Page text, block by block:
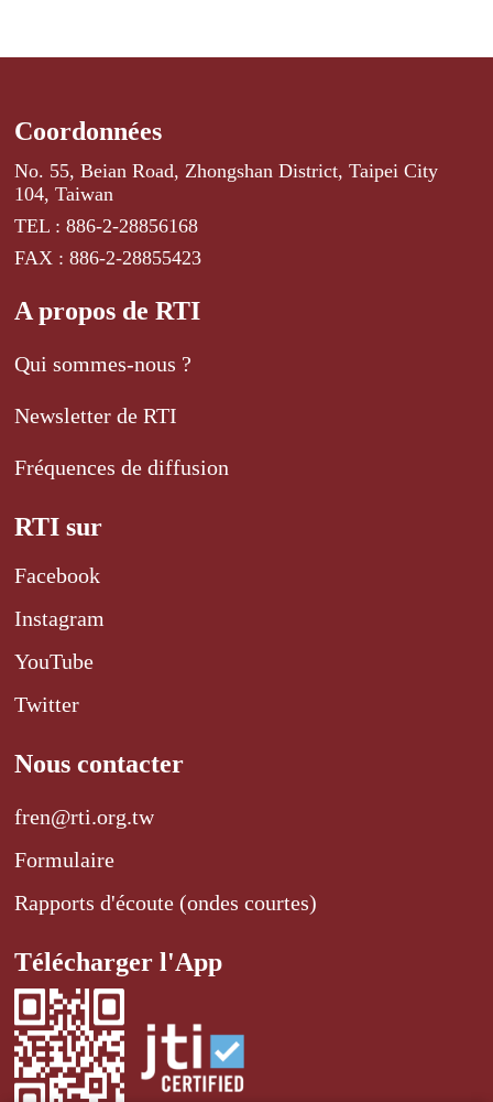
Coordonnées
No. 55, Beian Road, Zhongshan District, Taipei City
104, Taiwan
TEL : 886-2-28856168
FAX : 886-2-28855423
A propos de RTI
Qui sommes-nous ?
Newsletter de RTI
Fréquences de diffusion
RTI sur
Facebook
Instagram
YouTube
Twitter
Nous contacter
fren@rti.org.tw
Formulaire
Rapports d'écoute (ondes courtes)
Télécharger l'App